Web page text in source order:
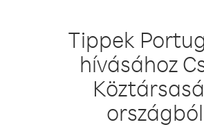
Tippek
hívásához
országból